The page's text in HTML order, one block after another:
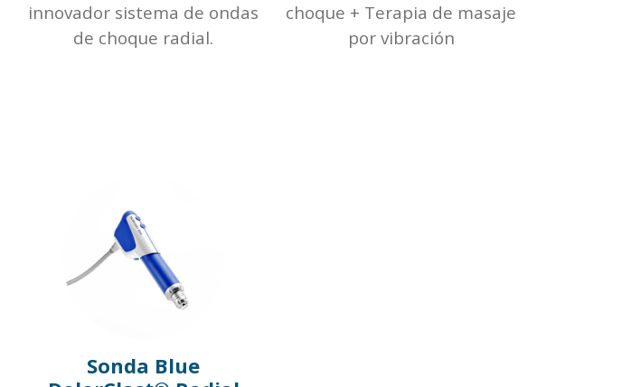
innovador sistema de ondas
de choque radial.
choque + Terapia de masaje
por vibración
Sonda Blue